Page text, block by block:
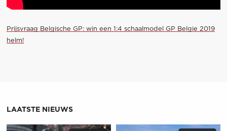
Prijsvraag Belgische GP: win een 1:4 schaalmodel GP Belgie 2019
helm!
LAATSTE NIEUWS